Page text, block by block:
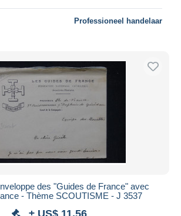
Professioneel handelaar
des "Guides de France" avec
- Thème SCOUTISME - J 3537
± US$ 11,56